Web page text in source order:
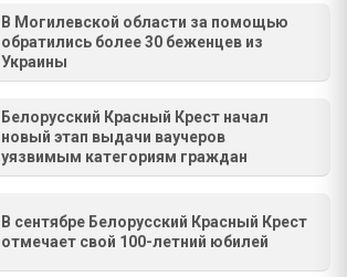
В Могилевской области за помощью
обратились более 30 беженцев из
Украины
Белорусский Красный Крест начал
новый этап выдачи ваучеров
уязвимым категориям граждан
В сентябре Белорусский Красный Крест
отмечает свой 100-летний юбилей